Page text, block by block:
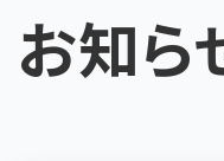
お知ら